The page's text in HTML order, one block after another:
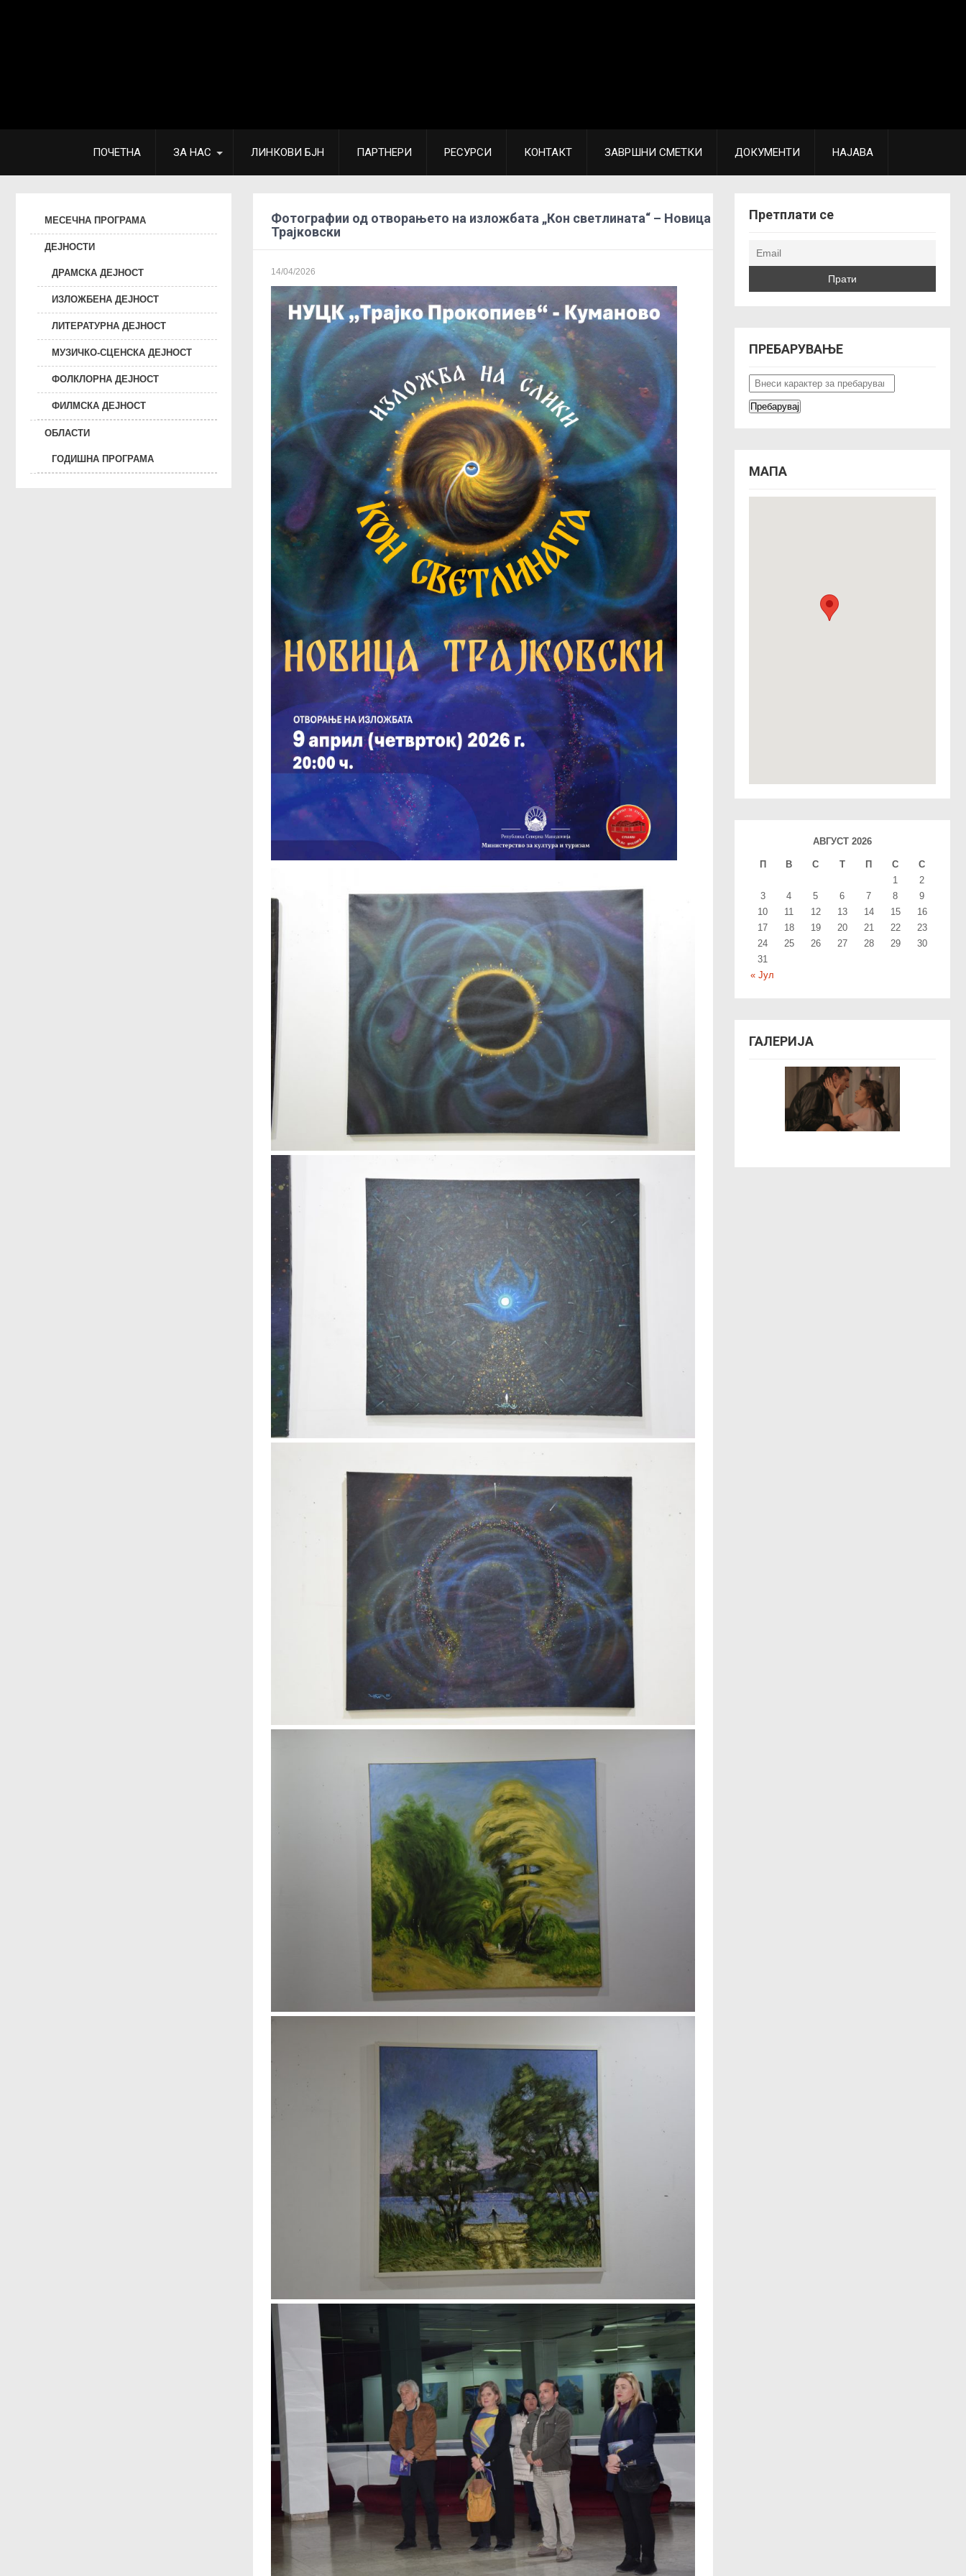
ПОЧЕТНА ЗА НАС ЛИНКОВИ БЈН ПАРТНЕРИ РЕСУРСИ КОНТАКТ ЗАВРШНИ СМЕТКИ ДОКУМЕНТИ НАЈАВА
МЕСЕЧНА ПРОГРАМА
ДЕЈНОСТИ
ДРАМСКА ДЕЈНОСТ
ИЗЛОЖБЕНА ДЕЈНОСТ
ЛИТЕРАТУРНА ДЕЈНОСТ
МУЗИЧКО-СЦЕНСКА ДЕЈНОСТ
ФОЛКЛОРНА ДЕЈНОСТ
ФИЛМСКА ДЕЈНОСТ
ОБЛАСТИ
ГОДИШНА ПРОГРАМА
Фотографии од отворањето на изложбата „Кон светлината“ – Новица
Трајковски
14/04/2026
Претплати се
ПРЕБАРУВАЊЕ
МАПА
АВГУСТ 2026
П В С T П С С
« Јул
1
2
3
4 5 6 7 8
9
10
11 12 13 14 15
16
17
18 19 20 21 22
23
24
25 26 27 28 29
30
31
ГАЛЕРИЈА